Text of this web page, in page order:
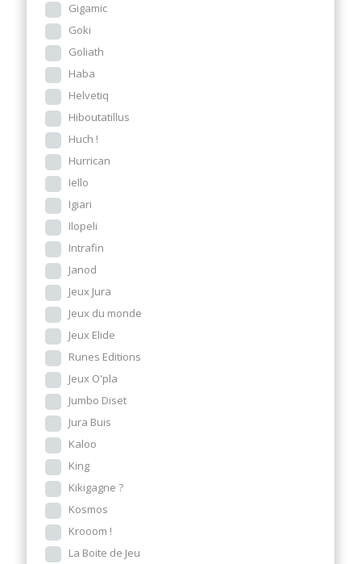
Gigamic
Goki
Goliath
Haba
Helvetiq
Hiboutatillus
Huch !
Hurrican
Iello
Igiari
Ilopeli
Intrafin
Janod
Jeux Jura
Jeux du monde
Jeux Elide
Runes Editions
Jeux O'pla
Jumbo Diset
Jura Buis
Kaloo
King
Kikigagne ?
Kosmos
Krooom !
La Boite de Jeu